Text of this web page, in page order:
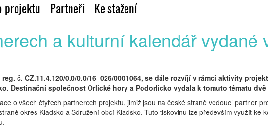
projektu Partneři Ke stažení
a kulturní kalendář vydané
č. CZ.11.4.120/0.0/0.0/16_026/0001064, se dále rozvíjí v rámci aktivity
Destinační společnost Orlické hory a Podorlicko vydala k tomuto tématu dvě
o všech čtyřech partnerech projektu, jimiž jsou na české straně vedoucí partner
okres Kladsko a Sdružení obcí Kladsko. Tuto tiskovinu lze především využít ke